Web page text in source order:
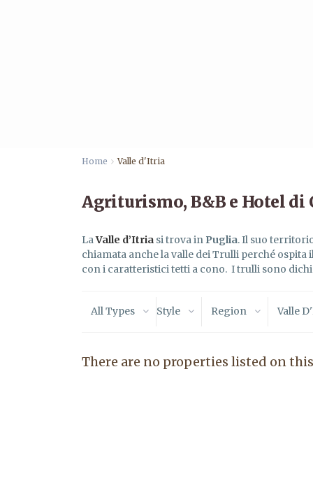
Home Valle d'Itria
Agriturismo, B&B e Hotel
LaValle d’Itria si trova in Puglia. Il suo
chiamata anche la valle dei Trulli perché
con i caratteristici tetti a cono. I trulli sono
All Types Style Region Valle
There are no properties listed on